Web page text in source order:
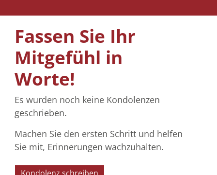
Fassen Sie Ihr
Mitgefühl in
Worte!
Es wurden noch keine Kondolenzen
geschrieben.
Machen Sie den ersten Schritt und helfen
Sie mit, Erinnerungen wachzuhalten.